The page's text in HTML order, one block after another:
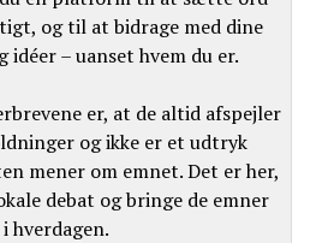
og til at bidrage med dine
idéer – uanset hvem du er.
er, at de altid afspejler
og ikke er et udtryk
mener om emnet. Det er her,
debat og bringe de emner
hverdagen.